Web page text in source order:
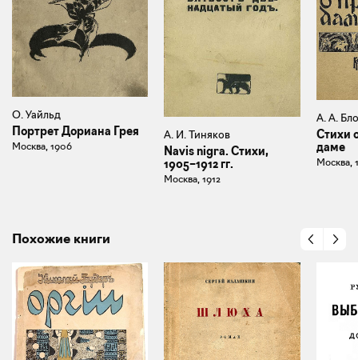
О. Уайльд
Портрет Дориана Грея
Москва, 1906
А. И. Тиняков
Navis nigra. Стихи,
1905–1912 гг.
Москва, 1912
А. А.
Стихи
даме
Москва,
Похожие книги